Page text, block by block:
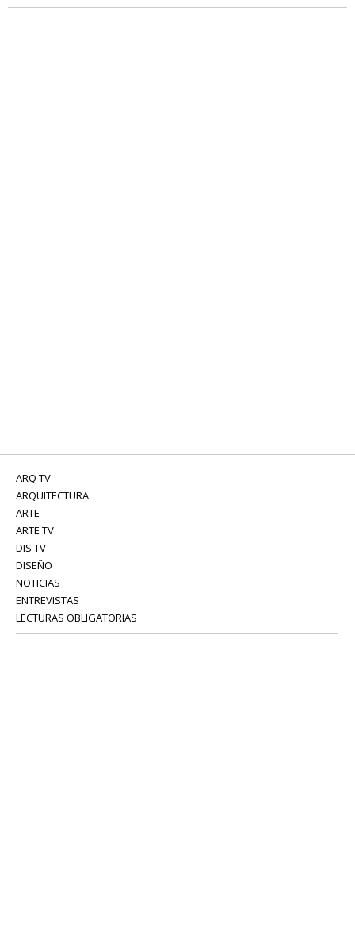
ARQ TV
ARQUITECTURA
ARTE
ARTE TV
DIS TV
DISEÑO
NOTICIAS
ENTREVISTAS
LECTURAS OBLIGATORIAS